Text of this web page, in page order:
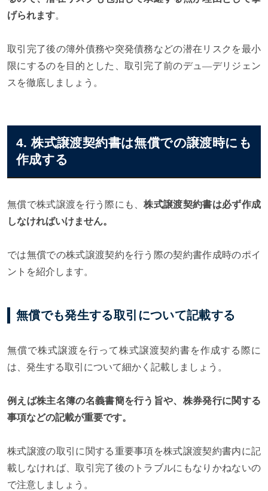
げられます。
取引完了後の簿外債務や突発債務などの潜在リスクを最小
限にするのを目的とした、取引完了前のデュ―デリジェン
スを徹底しましょう。
4. 株式譲渡契約書は無償での譲渡時にも
作成する
無償で株式譲渡を行う際にも、株式譲渡契約書は必ず作成
しなければいけません。
では無償での株式譲渡契約を行う際の契約書作成時のポイ
ントを紹介します。
無償でも発生する取引について記載する
無償で株式譲渡を行って株式譲渡契約書を作成する際に
は、発生する取引について細かく記載しましょう。
例えば株主名簿の名義書簡を行う旨や、株券発行に関する
事項などの記載が重要です。
株式譲渡の取引に関する重要事項を株式譲渡契約書内に記
載しなければ、取引完了後のトラブルにもなりかねないの
で注意しましょう。